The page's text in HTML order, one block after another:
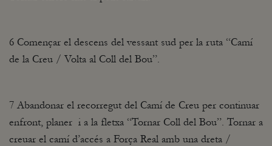
6 Començar el descens del vessant sud per la ruta “Camí
de la Creu / Volta al Coll del Bou”.
7 Abandonar el recorregut del Camí de Creu per continuar
enfront, planer i a la fletxa “Tornar Coll del Bou”. Tornar a
creuar el camí d’accés a Força Real amb una dreta /